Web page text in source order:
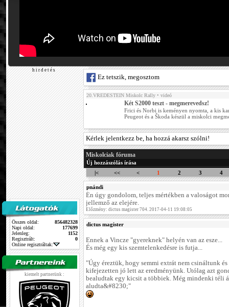
h i r d e t é s
Összes oldal:
856482328
Napi oldal:
177699
Jelenleg:
1152
Regisztrált:
0
Online regisztráltak:
kiemelt partnerünk :
Ez tetszik, megosztom
20.VREDESTEIN Miskolc Rally • videó
Két S2000 teszt - megmerevedsz!
Frici és Norbi is keményen nyomta, a kis
Peugeot és a Škoda készül a miskolci
Kérlek jelentkezz be, ha hozzá akarsz szólni!
Miskolciak fóruma
Új hozzászólás írása
|<
<< < 1 2 3 4
pnándi
Én úgy gondolom, teljes mértékben a valoságot
jellemző az elejére.
Előzmény: dictus magister 704. 2017-04-11 19:08:05
dictus magister
Ennek a Vincze "gyereknek" helyén van az esze...
És még egy kis szemtelenkedésre is futja...
"Úgy éreztük, hogy semmi extrát nem csináltunk és
kifejezetten jó lett az eredményünk. Utólag azt
bealudtak egy kicsit a többiek. Még mindenki téli
aludta&#8230;"